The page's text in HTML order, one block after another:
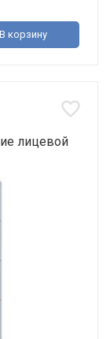
В корзину
лицевой